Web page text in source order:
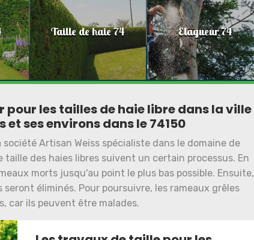
Taille de haie 74 Elagueur 74
pour les tailles de haie libre dans la ville
ses environs dans le 74150
Artisan Weiss spécialiste dans le domaine de
des haies libres suivent un certain processus. En
morts jusqu'au point le plus bas possible. Ensuite,
éliminés. Pour poursuivre, les rameaux grêles
car ils peuvent être malades.